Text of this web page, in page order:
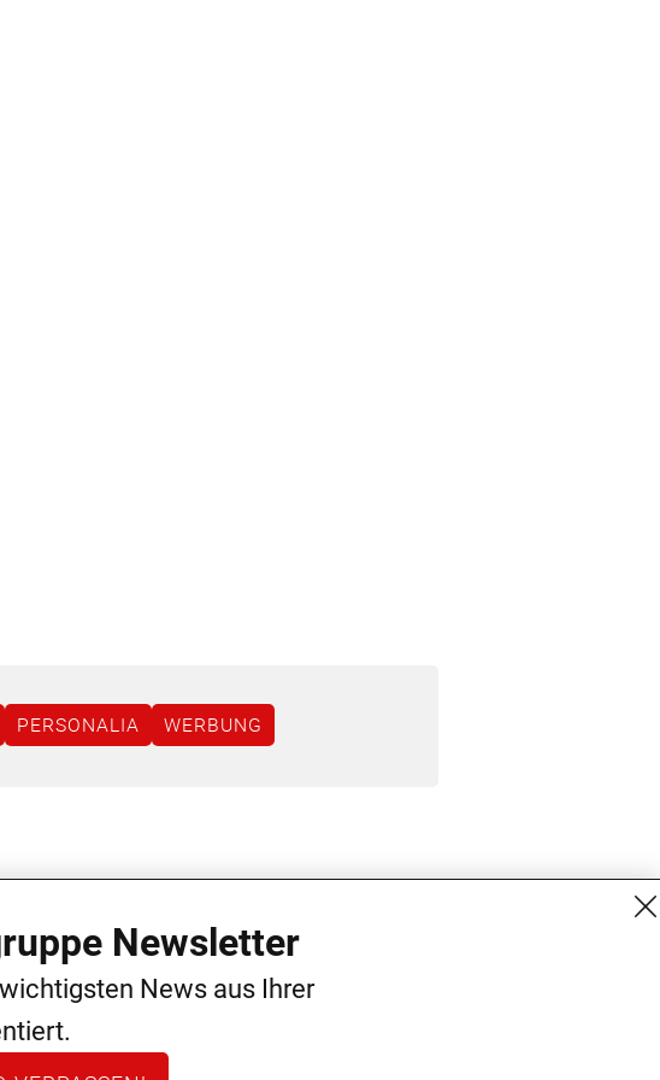
PERSONALIA WERBUNG
Burgring 1/7
Newsletter
News aus Ihrer